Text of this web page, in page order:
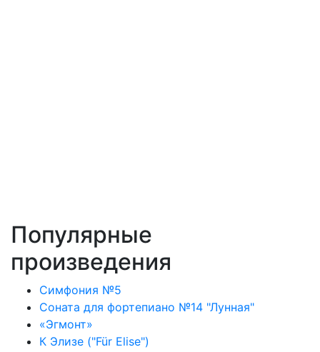
Популярные
произведения
Симфония №5
Соната для фортепиано №14 "Лунная"
«Эгмонт»
К Элизе ("Für Elise")